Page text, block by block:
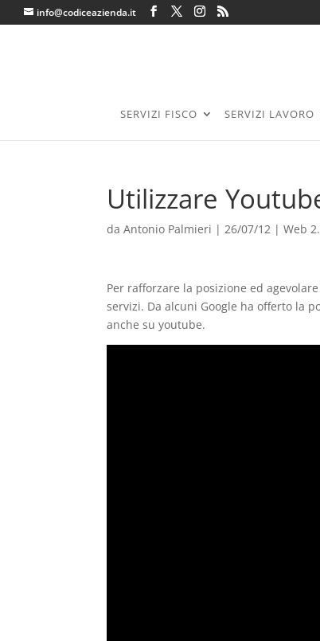
info@codiceazienda.it
SERVIZI FISCO SERVIZI LAVORO
Utilizzare
daAntonio Palmieri |26/07/12 |Web
Per rafforzare la posizione ed
servizi. Da alcuni Google ha offerto la
anche su youtube.